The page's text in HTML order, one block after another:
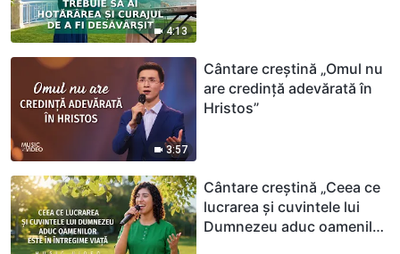
4:13
3:57
Cântare creștină „Omul nu
are credință adevărată în
Hristos”
Cântare creștină „Ceea ce
lucrarea și cuvintele lui
Dumnezeu aduc oamenilor